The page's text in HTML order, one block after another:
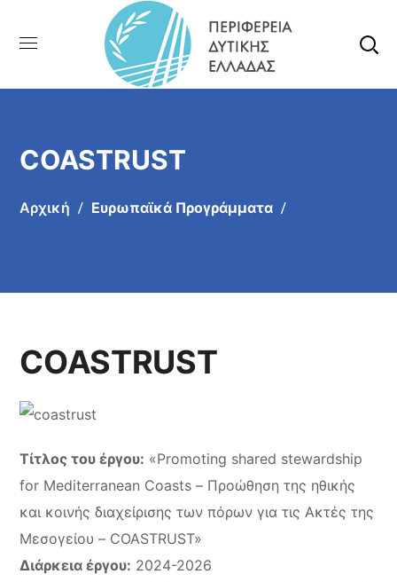
COASTRUST
Αρχική Ευρωπαϊκά Προγράμματα
COASTRUST
Τίτλος του έργου: «Promoting shared stewardship
for Mediterranean Coasts – Προώθηση της ηθικής
και κοινής διαχείρισης των πόρων για τις Ακτές της
Μεσογείου – COASTRUST»
Διάρκεια έργου: 2024-2026